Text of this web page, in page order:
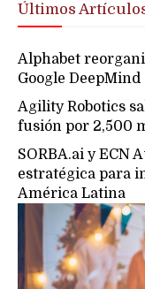
Últimos
Alphabet
Google DeepMind
Agility Robotics
fusión por 2,500
SORBA.ai y ECN
estratégica para
América Latina